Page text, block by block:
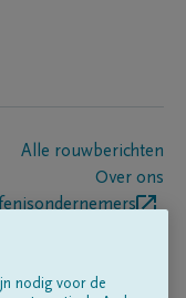
Alle rouwberichten
Over ons
nodig voor de